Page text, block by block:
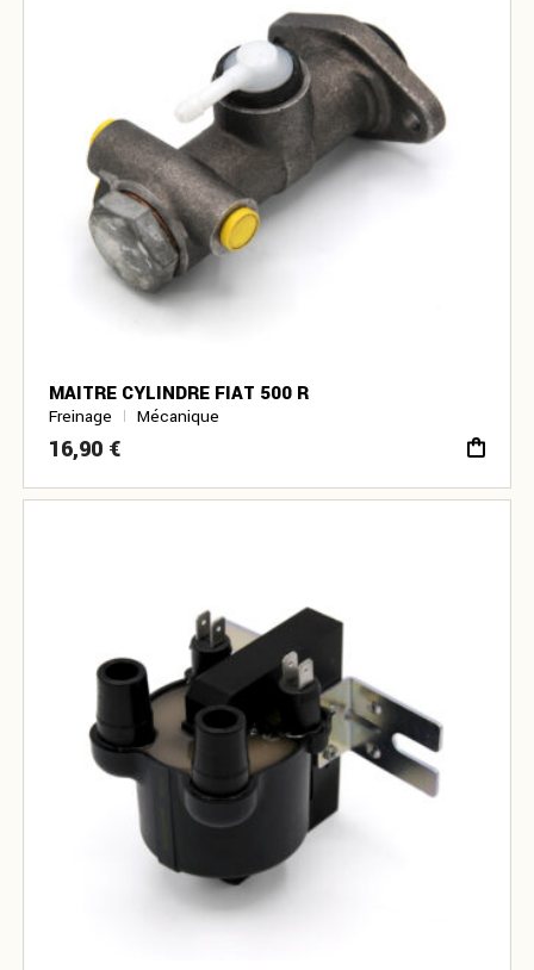
MAITRE CYLINDRE FIAT 500 R
Freinage Mécanique
16,90 €